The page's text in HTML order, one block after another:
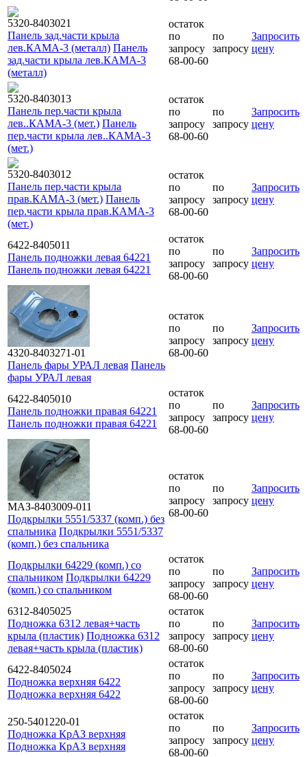
5320-8403021
Панель зад.части крыла
лев.КАМА-3 (металл) Панель
зад.части крыла лев.КАМА-3
(металл)
остаток
по
запросу
68-00-60
по
запросу
Запросить
цену
5320-8403013
Панель пер.части крыла
лев..КАМА-3 (мет.) Панель
пер.части крыла лев..КАМА-3
(мет.)
остаток
по
запросу
68-00-60
по
запросу
Запросить
цену
5320-8403012
Панель пер.части крыла
прав.КАМА-3 (мет.) Панель
пер.части крыла прав.КАМА-3
(мет.)
остаток
по
запросу
68-00-60
по
запросу
Запросить
цену
6422-8405011
Панель подножки левая 64221
Панель подножки левая 64221
остаток
по
запросу
68-00-60
по
запросу
Запросить
цену
4320-8403271-01
Панель фары УРАЛ левая Панель
фары УРАЛ левая
остаток
по
запросу
68-00-60
по
запросу
Запросить
цену
6422-8405010
Панель подножки правая 64221
Панель подножки правая 64221
остаток
по
запросу
68-00-60
по
запросу
Запросить
цену
МАЗ-8403009-011
Подкрылки 5551/5337 (комп.) без
спальника Подкрылки 5551/5337
(комп.) без спальника
остаток
по
запросу
68-00-60
по
запросу
Запросить
цену
Подкрылки 64229 (комп.) со
спальником Подкрылки 64229
(комп.) со спальником
остаток
по
запросу
68-00-60
по
запросу
Запросить
цену
6312-8405025
Подножка 6312 левая+часть
крыла (пластик) Подножка 6312
левая+часть крыла (пластик)
остаток
по
запросу
68-00-60
по
запросу
Запросить
цену
6422-8405024
Подножка верхняя 6422
Подножка верхняя 6422
остаток
по
запросу
68-00-60
по
запросу
Запросить
цену
250-5401220-01
Подножка КрАЗ верхняя
Подножка КрАЗ верхняя
остаток
по
запросу
68-00-60
по
запросу
Запросить
цену